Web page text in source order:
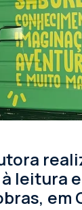
leitura
em